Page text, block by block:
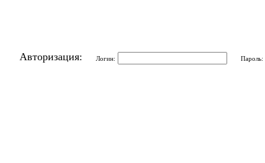
Авторизация: Логин: Пароль: